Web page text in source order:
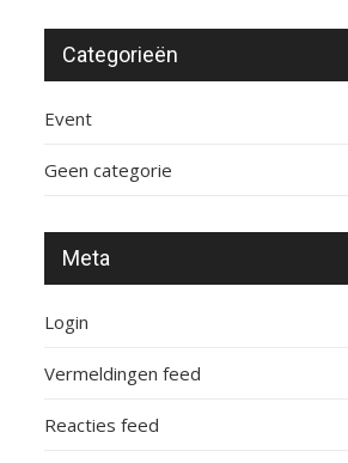
Categorieën
Event
Geen categorie
Meta
Login
Vermeldingen feed
Reacties feed